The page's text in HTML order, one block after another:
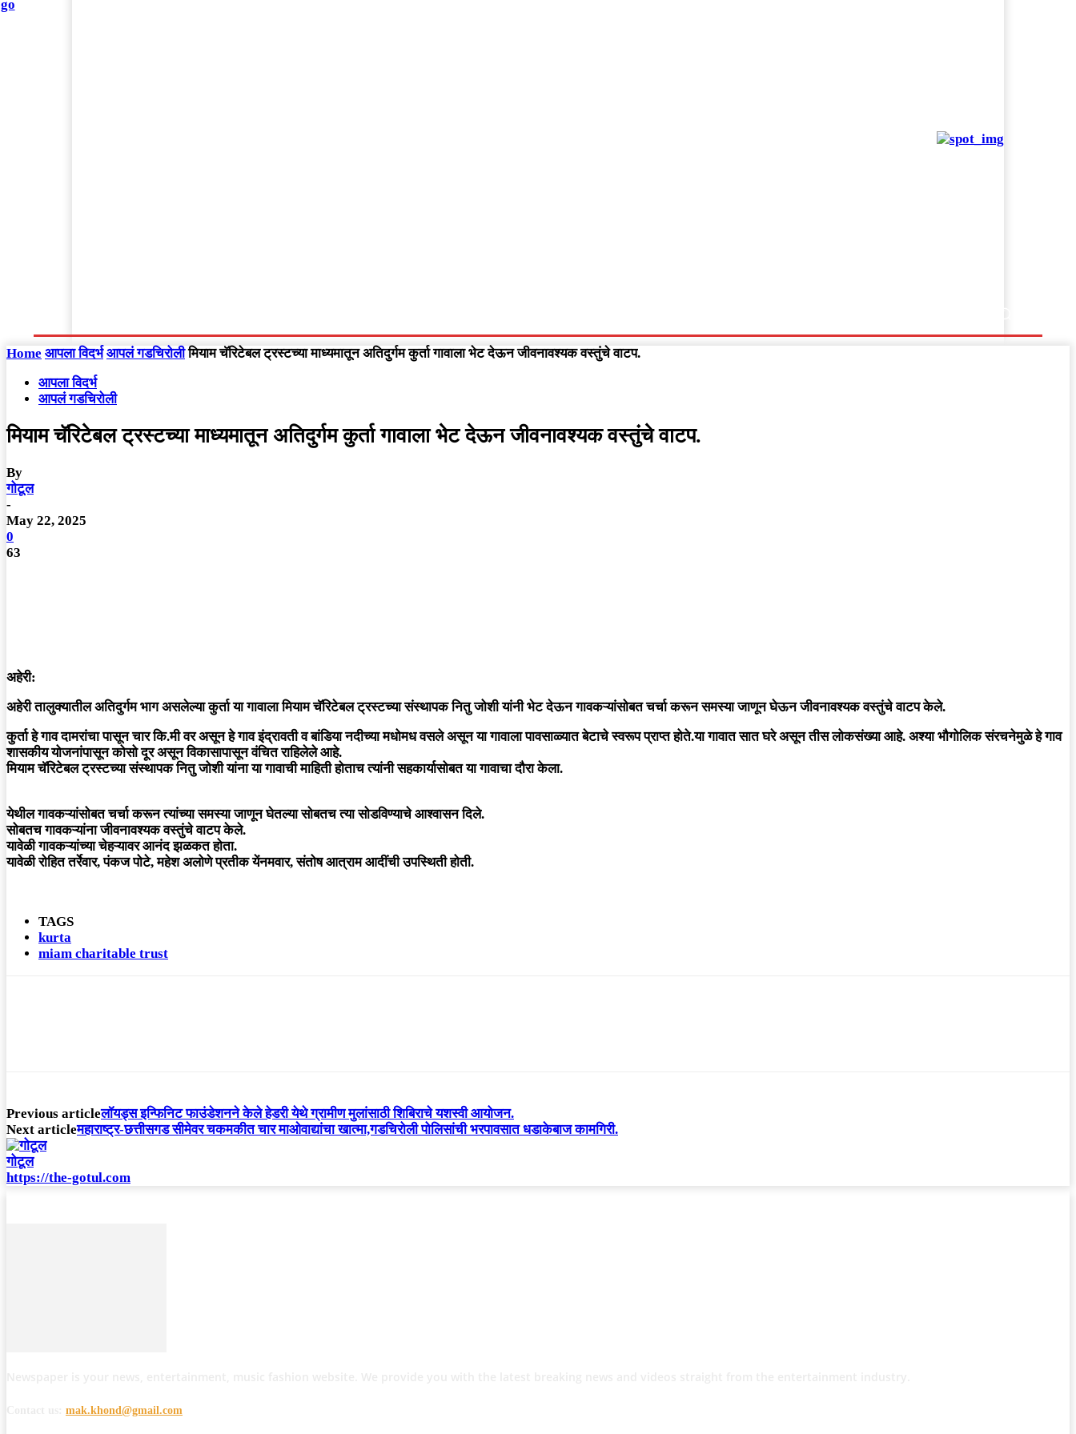
Home आपला विदर्भ आपलं गडचिरोली मियाम चॅरिटेबल ट्रस्टच्या माध्यमातून अतिदुर्गम कुर्ता गावाला भेट देऊन जीवनावश्यक वस्तुंचे वाटप.
आपला विदर्भ
आपलं गडचिरोली
मियाम चॅरिटेबल ट्रस्टच्या माध्यमातून अतिदुर्गम कुर्ता गावाला भेट देऊन जीवनावश्यक वस्तुंचे वाटप.
By
गोटूल
-
May 22, 2025
0
63
अहेरी:
अहेरी तालुक्यातील अतिदुर्गम भाग असलेल्या कुर्ता या गावाला मियाम चॅरिटेबल ट्रस्टच्या संस्थापक नितु जोशी यांनी भेट देऊन गावकऱ्यांसोबत चर्चा करून समस्या जाणून घेऊन जीवनावश्यक वस्तुंचे वाटप केले.
कुर्ता हे गाव दामरांचा पासून चार कि.मी वर असून हे गाव इंद्रावती व बांडिया नदीच्या मधोमध वसले असून या गावाला पावसाळ्यात बेटाचे स्वरूप प्राप्त होते.या गावात सात घरे असून तीस लोकसंख्या आहे. अश्या भौगोलिक संरचनेमुळे हे गाव
शासकीय योजनांपासून कोसो दूर असून विकासापासून वंचित राहिलेले आहे.
मियाम चॅरिटेबल ट्रस्टच्या संस्थापक नितु जोशी यांना या गावाची माहिती होताच त्यांनी सहकार्यासोबत या गावाचा दौरा केला.
येथील गावकऱ्यांसोबत चर्चा करून त्यांच्या समस्या जाणून घेतल्या सोबतच त्या सोडविण्याचे आश्वासन दिले.
सोबतच गावकऱ्यांना जीवनावश्यक वस्तुंचे वाटप केले.
यावेळी गावकऱ्यांच्या चेहऱ्यावर आनंद झळकत होता.
यावेळी रोहित तर्रेवार, पंकज पोटे, महेश अलोणे प्रतीक येंनमवार, संतोष आत्राम आदींची उपस्थिती होती.
TAGS
kurta
miam charitable trust
Previous articleलॉयड्स इन्फिनिट फाउंडेशनने केले हेडरी येथे ग्रामीण मुलांसाठी शिबिराचे यशस्वी आयोजन.
Next articleमहाराष्ट्र-छत्तीसगड सीमेवर चकमकीत चार माओवाद्यांचा खात्मा,गडचिरोली पोलिसांची भरपावसात धडाकेबाज कामगिरी.
गोटूल
https://the-gotul.com
mak.khond@gmail.com